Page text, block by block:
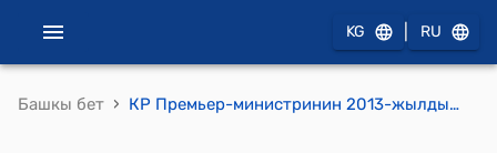
KG RU
Башкы бет › КР Премьер-министринин 2013-жылдын 13-августундагы № 390 (Кыргыз Республикасынын Өкмөтүнө караштуу Жергиликтүү өз алдынча башкаруу иштери жана этностор аралык мамилелер боюнча, мамлекеттик агенттиктин коллегиясынын мүчөлөрүн бекитүү тууралуу) буйругу